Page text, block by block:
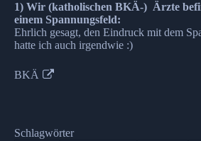
1) Wir (katholischen BKÄ-) Ärzte
einem Spannungsfeld:
Ehrlich gesagt, den Eindruck mit dem
hatte ich auch irgendwie :)
BKÄ
Schlagwörter